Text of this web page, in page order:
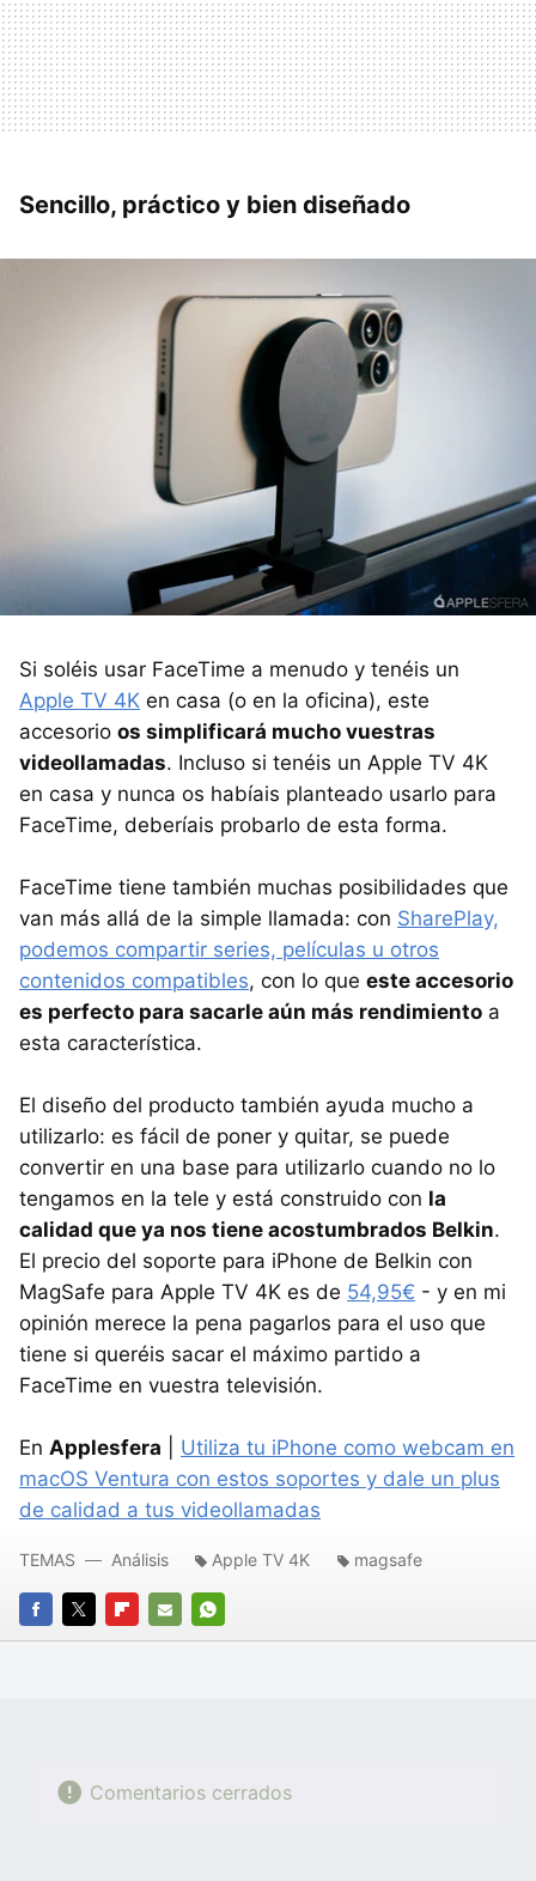
Sencillo, práctico y bien diseñado
Si soléis usar FaceTime a menudo y tenéis un
Apple TV 4K en casa (o en la oficina), este
accesorio os simplificará mucho vuestras
videollamadas. Incluso si tenéis un Apple TV 4K
en casa y nunca os habíais planteado usarlo para
FaceTime, deberíais probarlo de esta forma.
FaceTime tiene también muchas posibilidades que
van más allá de la simple llamada: con SharePlay,
podemos compartir series, películas u otros
contenidos compatibles, con lo que este accesorio
es perfecto para sacarle aún más rendimiento a
esta característica.
El diseño del producto también ayuda mucho a
utilizarlo: es fácil de poner y quitar, se puede
convertir en una base para utilizarlo cuando no lo
tengamos en la tele y está construido con la
calidad que ya nos tiene acostumbrados Belkin.
El precio del soporte para iPhone de Belkin con
MagSafe para Apple TV 4K es de 54,95€ - y en mi
opinión merece la pena pagarlos para el uso que
tiene si queréis sacar el máximo partido a
FaceTime en vuestra televisión.
En Applesfera
Utiliza tu iPhone como webcam en
macOS Ventura con estos soportes y dale un plus
de calidad a tus videollamadas
FACEBOOK
TWITTERFLIPBOARD
E-
WHATSAPP
TEMAS Análisis Apple TV 4K magsafe
Comentarios cerrados